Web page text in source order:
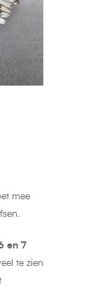
mee
en 7
te zien